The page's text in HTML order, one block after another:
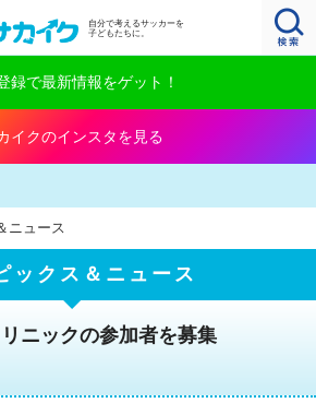
自分で考えるサッカーを
子どもたちに。
録で最新情報をゲット！
イクのインスタを見る
ニュース
ックス＆ニュース
ニックの参加者を募集